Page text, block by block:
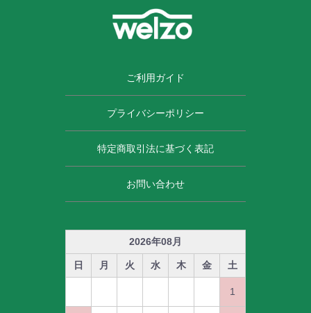
ご利用ガイド
プライバシーポリシー
特定商取引法に基づく表記
お問い合わせ
2026年08月
日 月 火 水 木 金 土
1